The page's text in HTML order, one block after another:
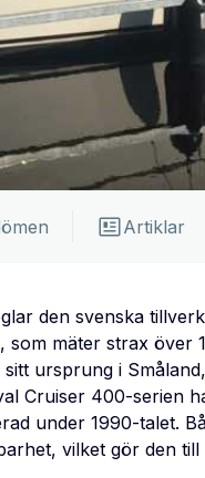
Artiklar
den svenska
mäter strax över
ursprung i
Cruiser 400-serien
under 1990-talet.
vilket gör den